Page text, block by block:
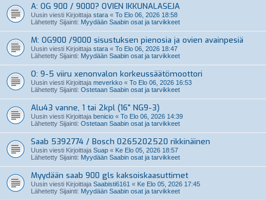
A: OG 900 / 9000? OVIEN IKKUNALASEJA
Uusin viesti Kirjoittaja stara « To Elo 06, 2026 18:58
Lähetetty Sijainti: Myydään Saabin osat ja tarvikkeet
M: OG900 /9000 sisustuksen pienosia ja ovien avainpesiä
Uusin viesti Kirjoittaja stara « To Elo 06, 2026 18:47
Lähetetty Sijainti: Myydään Saabin osat ja tarvikkeet
O: 9-5 viiru xenonvalon korkeussäätömoottori
Uusin viesti Kirjoittaja meverkko « To Elo 06, 2026 16:53
Lähetetty Sijainti: Ostetaan Saabin osat ja tarvikkeet
Alu43 vanne, 1 tai 2kpl (16" NG9-3)
Uusin viesti Kirjoittaja benicio « To Elo 06, 2026 14:39
Lähetetty Sijainti: Ostetaan Saabin osat ja tarvikkeet
Saab 5392774 / Bosch 0265202520 rikkinäinen
Uusin viesti Kirjoittaja Suap « Ke Elo 05, 2026 18:57
Lähetetty Sijainti: Myydään Saabin osat ja tarvikkeet
Myydään saab 900 gls kaksoiskaasuttimet
Uusin viesti Kirjoittaja Saabisti6161 « Ke Elo 05, 2026 17:45
Lähetetty Sijainti: Myydään Saabin osat ja tarvikkeet